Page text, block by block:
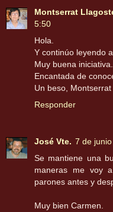
Montserrat
5:50
Hola.
Y continúo leyendo
Muy buena iniciativa.
Encantada de
Un beso, Montserrat
Responder
José Vte. 7 de
Se mantiene una
maneras me voy
parones antes y
Muy bien Carmen.